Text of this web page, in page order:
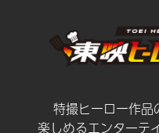
特撮ヒーロー作品
楽しめるエンターテ